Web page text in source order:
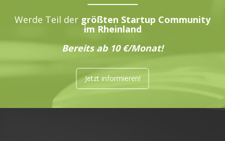
Werde Teil der größten Startup Community
im Rheinland
Bereits ab 10 €/Monat!
Jetzt informieren!